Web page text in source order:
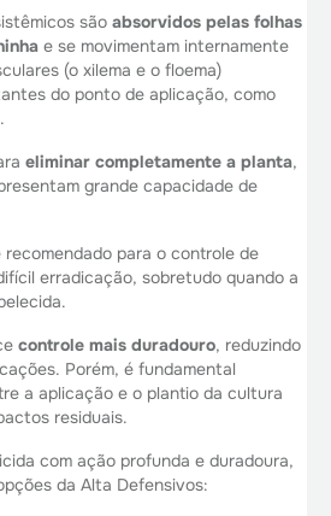
são absorvidos pelas folhas
e se movimentam internamente
(o xilema e o floema)
do ponto de aplicação, como
eliminar completamente a planta,
grande capacidade de
para o controle de
erradicação, sobretudo quando a
controle mais duradouro, reduzindo
Porém, é fundamental
a aplicação e o plantio da cultura
residuais.
com ação profunda e duradoura,
da Alta Defensivos: